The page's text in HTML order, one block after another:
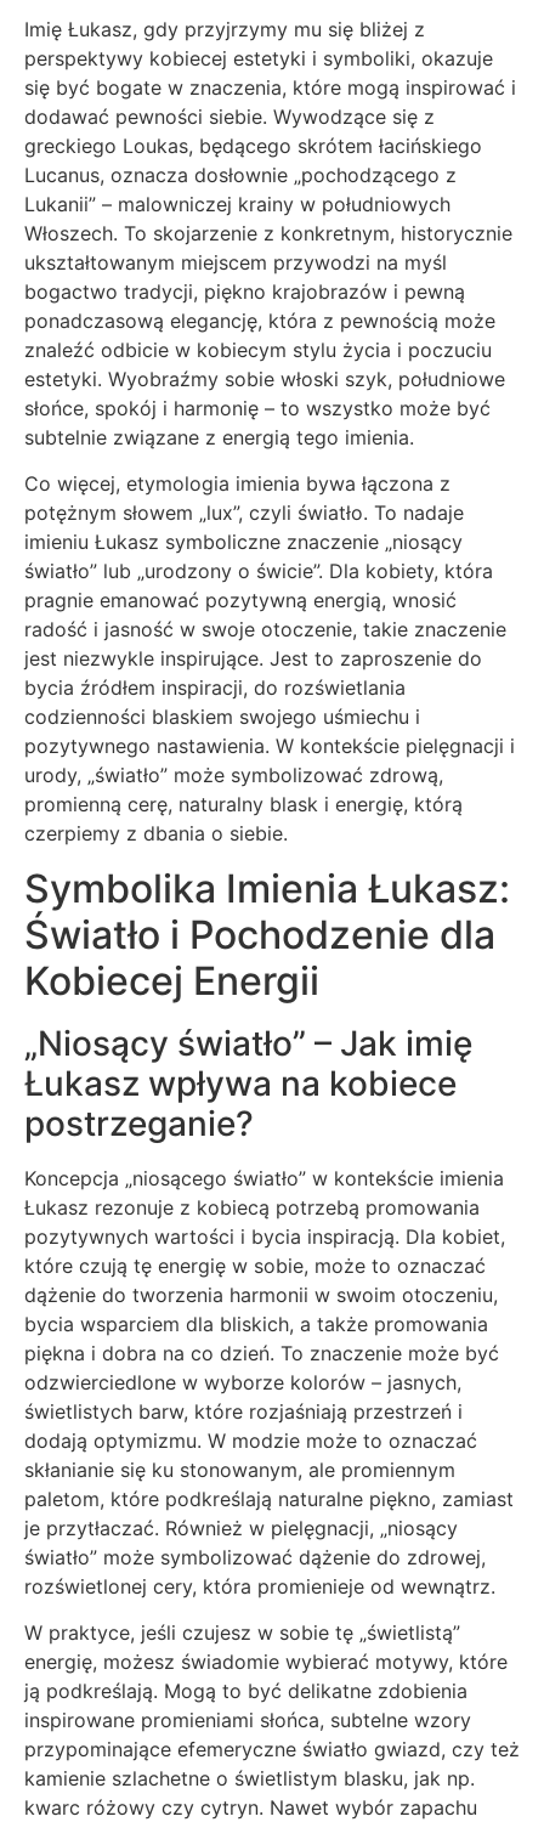
Imię Łukasz, gdy przyjrzymy mu się bliżej z
perspektywy kobiecej estetyki i symboliki, okazuje
się być bogate w znaczenia, które mogą inspirować i
dodawać pewności siebie. Wywodzące się z
greckiego Loukas, będącego skrótem łacińskiego
Lucanus, oznacza dosłownie „pochodzącego z
Lukanii” – malowniczej krainy w południowych
Włoszech. To skojarzenie z konkretnym, historycznie
ukształtowanym miejscem przywodzi na myśl
bogactwo tradycji, piękno krajobrazów i pewną
ponadczasową elegancję, która z pewnością może
znaleźć odbicie w kobiecym stylu życia i poczuciu
estetyki. Wyobraźmy sobie włoski szyk, południowe
słońce, spokój i harmonię – to wszystko może być
subtelnie związane z energią tego imienia.
Co więcej, etymologia imienia bywa łączona z
potężnym słowem „lux”, czyli światło. To nadaje
imieniu Łukasz symboliczne znaczenie „niosący
światło” lub „urodzony o świcie”. Dla kobiety, która
pragnie emanować pozytywną energią, wnosić
radość i jasność w swoje otoczenie, takie znaczenie
jest niezwykle inspirujące. Jest to zaproszenie do
bycia źródłem inspiracji, do rozświetlania
codzienności blaskiem swojego uśmiechu i
pozytywnego nastawienia. W kontekście pielęgnacji i
urody, „światło” może symbolizować zdrową,
promienną cerę, naturalny blask i energię, którą
czerpiemy z dbania o siebie.
Symbolika Imienia Łukasz:
Światło i Pochodzenie dla
Kobiecej Energii
„Niosący światło” – Jak imię
Łukasz wpływa na kobiece
postrzeganie?
Koncepcja „niosącego światło” w kontekście imienia
Łukasz rezonuje z kobiecą potrzebą promowania
pozytywnych wartości i bycia inspiracją. Dla kobiet,
które czują tę energię w sobie, może to oznaczać
dążenie do tworzenia harmonii w swoim otoczeniu,
bycia wsparciem dla bliskich, a także promowania
piękna i dobra na co dzień. To znaczenie może być
odzwierciedlone w wyborze kolorów – jasnych,
świetlistych barw, które rozjaśniają przestrzeń i
dodają optymizmu. W modzie może to oznaczać
skłanianie się ku stonowanym, ale promiennym
paletom, które podkreślają naturalne piękno, zamiast
je przytłaczać. Również w pielęgnacji, „niosący
światło” może symbolizować dążenie do zdrowej,
rozświetlonej cery, która promienieje od wewnątrz.
W praktyce, jeśli czujesz w sobie tę „świetlistą”
energię, możesz świadomie wybierać motywy, które
ją podkreślają. Mogą to być delikatne zdobienia
inspirowane promieniami słońca, subtelne wzory
przypominające efemeryczne światło gwiazd, czy też
kamienie szlachetne o świetlistym blasku, jak np.
kwarc różowy czy cytryn. Nawet wybór zapachu